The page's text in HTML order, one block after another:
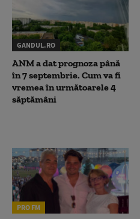
GANDUL.RO
ANM a dat prognoza până
în 7 septembrie. Cum va fi
vremea în următoarele 4
săptămâni
PRO FM